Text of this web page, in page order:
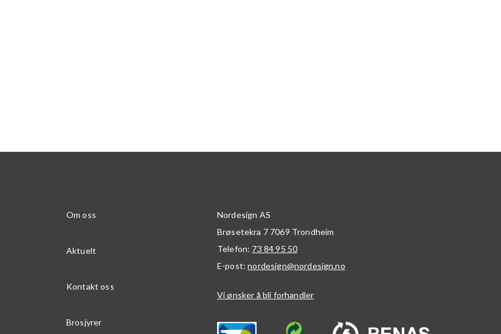
Om oss
Aktuelt
Kontakt oss
Brosjyrer
Nordesign AS
Brøsetekra 7 7069 Trondheim
Telefon: 73 84 95 50
E-post:nordesign@nordesign.no
Vi ønsker å bli forhandler